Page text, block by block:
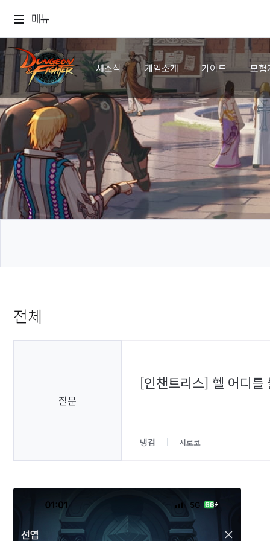
메뉴
새소식 게임소개 가이드 모험
전체
질문
[인챈트리스] 헬 어디
냉검 시로코